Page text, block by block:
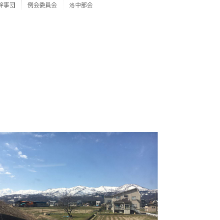
事団 例会委員会 洛中部会